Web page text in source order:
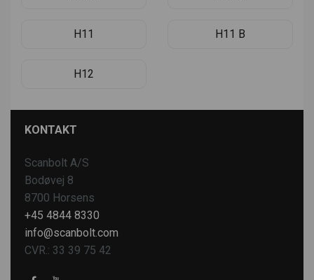
H11 H11 B
H12
KONTAKT
Scanbolt A/S
Bodøvej 8
8700 Horsens
+45 4844 8330
info@scanbolt.com
CVR.: 33 39 75 42